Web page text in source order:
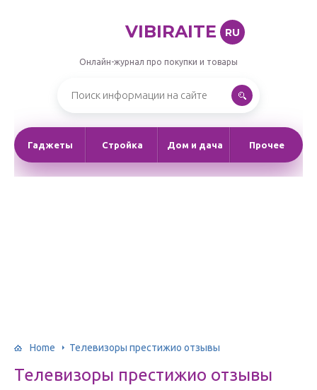
VIBIRAITE RU
Онлайн-журнал про покупки и товары
Гаджеты Стройка Дом и дача Прочее
Home Телевизоры престижио отзывы
Телевизоры престижио отзывы